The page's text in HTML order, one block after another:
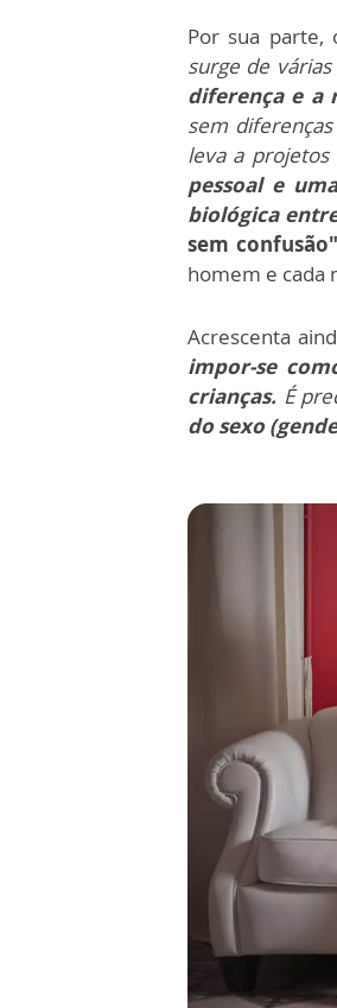
Por sua parte,
surge de
diferença e a
sem
leva a projetos
pessoal e
biológica
sem confusão"
homem e cada
Acrescenta
impor-se
crianças. É
do sexo